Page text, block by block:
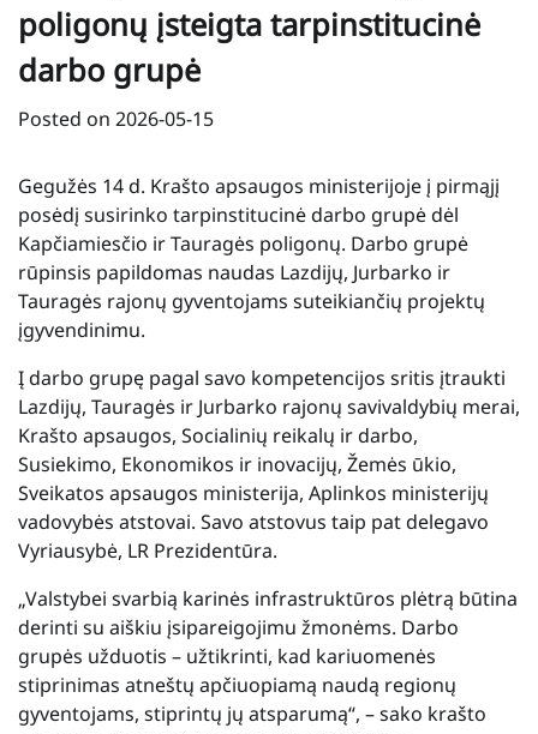
poligonų įsteigta tarpinstitucinė
darbo grupė
Posted on 2026-05-15
Gegužės 14 d. Krašto apsaugos ministerijoje į pirmąjį
posėdį susirinko tarpinstitucinė darbo grupė dėl
Kapčiamiesčio ir Tauragės poligonų. Darbo grupė
rūpinsis papildomas naudas Lazdijų, Jurbarko ir
Tauragės rajonų gyventojams suteikiančių projektų
įgyvendinimu.
Į darbo grupę pagal savo kompetencijos sritis įtraukti
Lazdijų, Tauragės ir Jurbarko rajonų savivaldybių merai,
Krašto apsaugos, Socialinių reikalų ir darbo,
Susiekimo, Ekonomikos ir inovacijų, Žemės ūkio,
Sveikatos apsaugos ministerija, Aplinkos ministerijų
vadovybės atstovai. Savo atstovus taip pat delegavo
Vyriausybė, LR Prezidentūra.
„Valstybei svarbią karinės infrastruktūros plėtrą būtina
derinti su aiškiu įsipareigojimu žmonėms. Darbo
grupės užduotis – užtikrinti, kad kariuomenės
stiprinimas atneštų apčiuopiamą naudą regionų
gyventojams, stiprintų jų atsparumą“, – sako krašto